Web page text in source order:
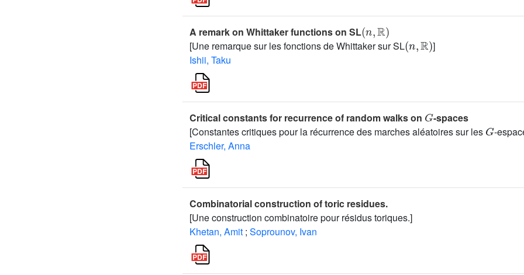
A remark on Whittaker functions on SL
( )
[Une remarque sur les fonctions de Whittaker sur SL
]
Ishii, Taku
Critical constants for recurrence of random walks on
-spaces
[Constantes critiques pour la récurrence des marches aléatoires sur les
-
Erschler, Anna
Combinatorial construction of toric residues.
[Une construction combinatoire pour résidus toriques.]
Khetan, Amit ; Soprounov, Ivan